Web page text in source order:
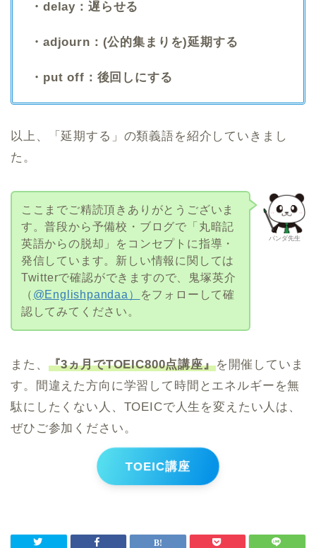
・delay：遅らせる
・adjourn：(公的集まりを)延期する
・put off：後回しにする
以上、「延期する」の類義語を紹介していきまし
た。
パンダ先生
ここまでご精読頂きありがとうございま
す。普段から予備校・ブログで「丸暗記
英語からの脱却」をコンセプトに指導・
発信しています。新しい情報に関しては
Twitterで確認ができますので、鬼塚英介
（ @Englishpandaa）
をフォローして確
認してみてください。
また、 『3ヵ月でTOEIC800点講座』を開催していま
す。間違えた方向に学習して時間とエネルギーを無
駄にしたくない人、TOEICで人生を変えたい人は、
ぜひご参加ください。
TOEIC講座